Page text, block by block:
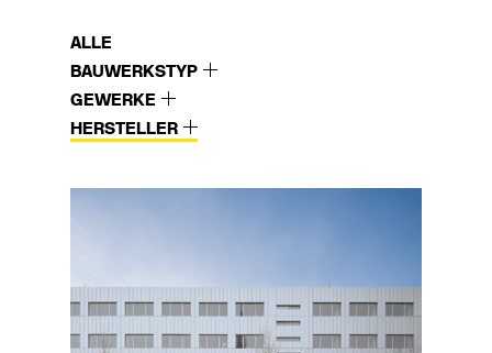
ALLE
BAUWERKSTYP
GEWERKE
HERSTELLER